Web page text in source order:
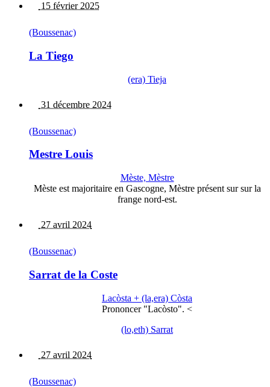
15 février 2025
(Boussenac)
La Tiego
(era) Tieja
31 décembre 2024
(Boussenac)
Mestre Louis
Mèste, Mèstre
Mèste est majoritaire en Gascogne, Mèstre présent sur sur la
frange nord-est.
27 avril 2024
(Boussenac)
Sarrat de la Coste
Lacòsta + (la,era) Còsta
Prononcer "Lacòsto". <
(lo,eth) Sarrat
27 avril 2024
(Boussenac)